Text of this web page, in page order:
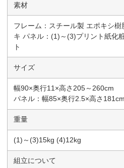
素材
フレーム：スチール製 エポキシ
キ パネル：(1)～(3)プリント紙化
ト
サイズ
幅90×奥行11×高さ205～260cm
パネル：幅85×奥行2.5×高さ181cm
重量
(1)～(3)15kg (4)12kg
組立について